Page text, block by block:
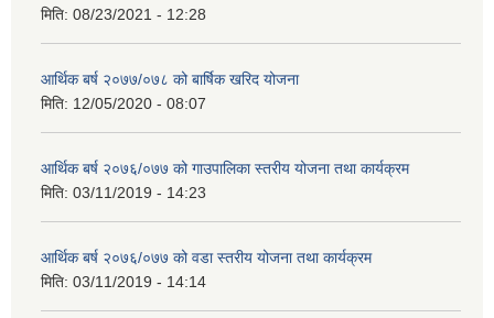
मिति: 08/23/2021 - 12:28
आर्थिक बर्ष २०७७/०७८ को बार्षिक खरिद योजना
मिति: 12/05/2020 - 08:07
आर्थिक बर्ष २०७६/०७७ को गाउपालिका स्तरीय योजना तथा कार्यक्रम
मिति: 03/11/2019 - 14:23
आर्थिक बर्ष २०७६/०७७ को वडा स्तरीय योजना तथा कार्यक्रम
मिति: 03/11/2019 - 14:14